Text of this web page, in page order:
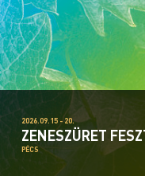
2026.09.15 - 20.
ZENESZÜRET
PÉCS